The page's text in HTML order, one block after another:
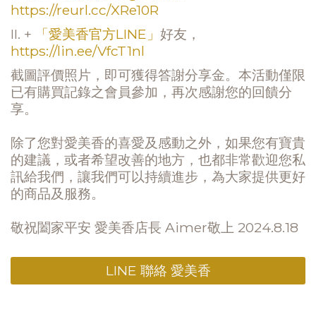
https://reurl.cc/XRe10R
II. +
「愛美香官方LINE」 好友，
https://lin.ee/VfcT1nl
截圖評價照片，即可獲得答謝分享金。本活動僅限
已有購買記錄之會員參加，再次感謝您的回饋分
享。
除了您對愛美香的喜愛及感動之外，如果您有寶貴
的建議，或者希望改善的地方，也都非常歡迎您私
訊給我們，讓我們可以持續進步，為大家提供更好
的商品及服務。
敬祝闔家平安 愛美香店長 Aimer敬上 2024.8.18
LINE 聯絡 愛美香